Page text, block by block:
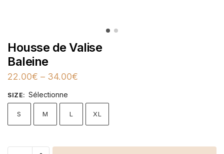
Housse de Valise
Baleine
22.00€ – 34.00€
SIZE: Sélectionne
S M L XL